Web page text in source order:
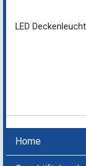
LED
Home